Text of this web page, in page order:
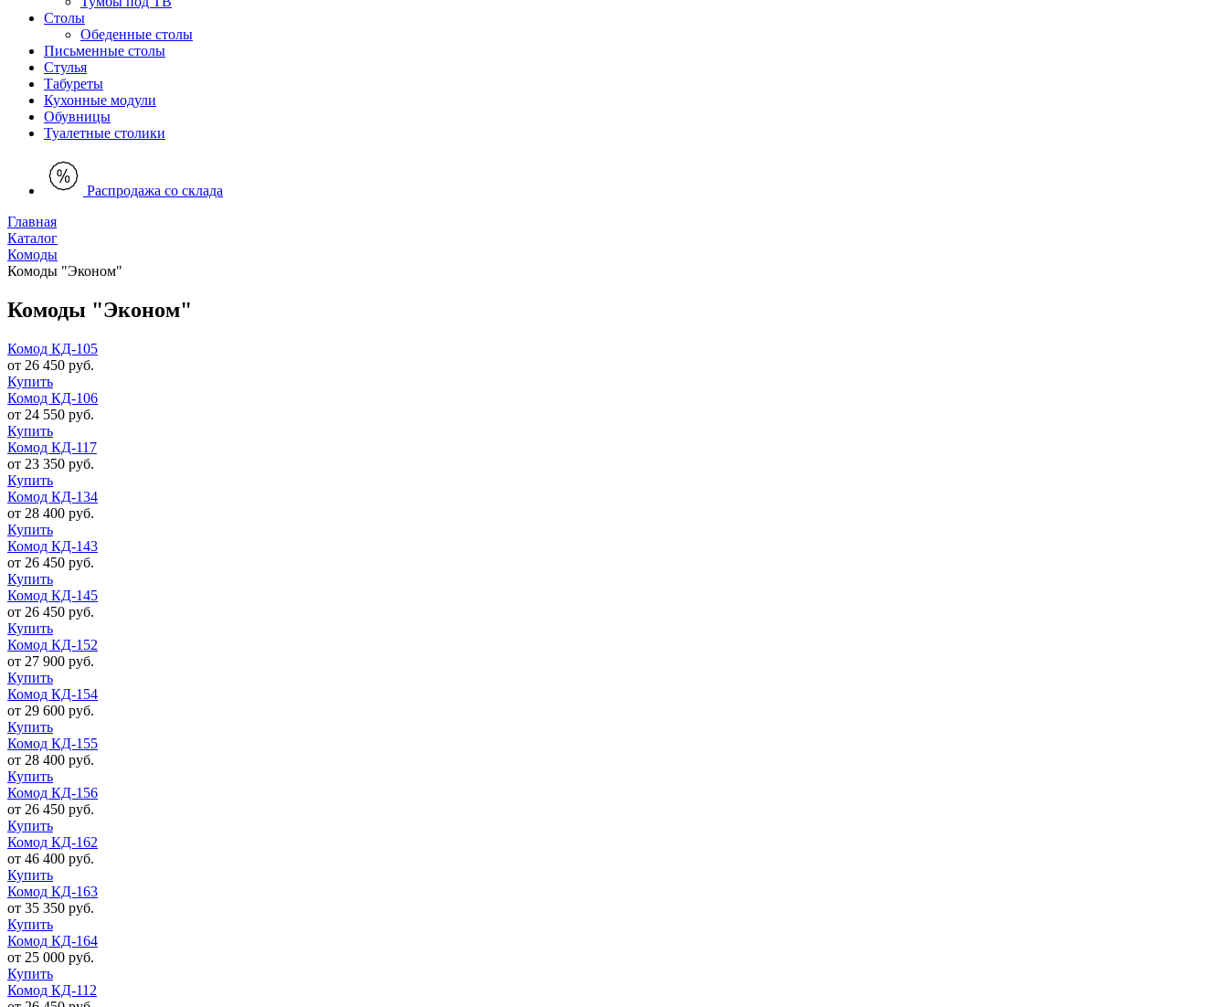
Столы
Обеденные столы
Письменные столы
Стулья
Табуреты
Кухонные модули
Обувницы
Туалетные столики
Распродажа со склада
Главная
Каталог
Комоды
Комоды "Эконом"
Комоды "Эконом"
Комод КД-105
от 26 450 руб.
Купить
Комод КД-106
от 24 550 руб.
Купить
Комод КД-117
от 23 350 руб.
Купить
Комод КД-134
от 28 400 руб.
Купить
Комод КД-143
от 26 450 руб.
Купить
Комод КД-145
от 26 450 руб.
Купить
Комод КД-152
от 27 900 руб.
Купить
Комод КД-154
от 29 600 руб.
Купить
Комод КД-155
от 28 400 руб.
Купить
Комод КД-156
от 26 450 руб.
Купить
Комод КД-162
от 46 400 руб.
Купить
Комод КД-163
от 35 350 руб.
Купить
Комод КД-164
от 25 000 руб.
Купить
Комод КД-112